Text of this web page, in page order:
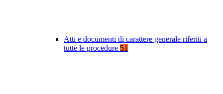
Atti e documenti di carattere generale riferiti a
tutte le procedure 51